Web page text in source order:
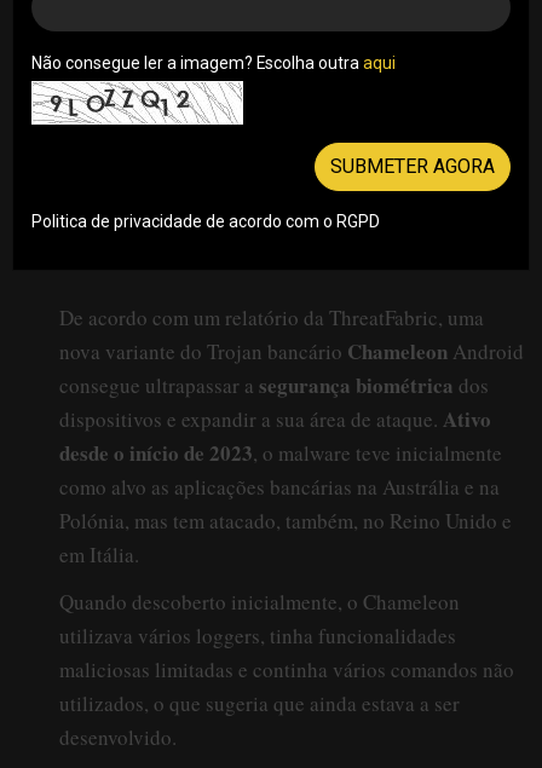
De acordo com um relatório da ThreatFabric, uma
nova variante do Trojan bancário Chameleon Android
consegue ultrapassar a segurança biométrica dos
dispositivos e expandir a sua área de ataque. Ativo
desde o início de 2023, o malware teve inicialmente
como alvo as aplicações bancárias na Austrália e na
Polónia, mas tem atacado, também, no Reino Unido e
em Itália.
Quando descoberto inicialmente, o Chameleon
utilizava vários loggers, tinha funcionalidades
maliciosas limitadas e continha vários comandos não
utilizados, o que sugeria que ainda estava a ser
desenvolvido.
Não consegue ler a imagem? Escolha outra aqui
SUBMETER AGORA
Politica de privacidade de acordo com o RGPD